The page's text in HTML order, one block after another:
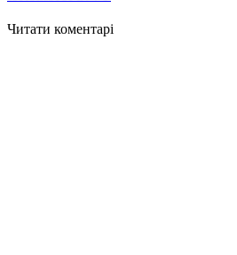
Читати коментарі